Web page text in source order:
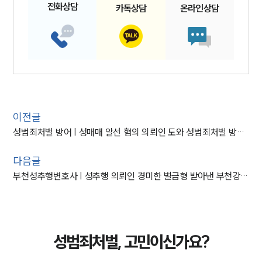
전화상담 카톡상담 온라인상담
이전글
성범죄처벌 방어 | 성매매 알선 혐의 의뢰인 도와 성범죄처벌 방어, 집행유예 결정
다음글
부천성추행변호사 | 성추행 의뢰인 경미한 벌금형 받아낸 부천강제추행변호사
성범죄처벌, 고민이신가요?